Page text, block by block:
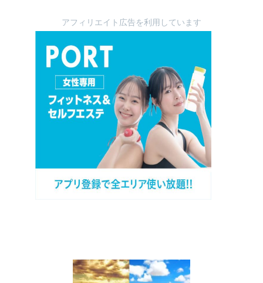
アフィリエイト広告を利用しています